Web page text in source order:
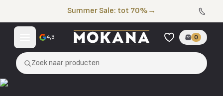
Summer Sale: tot 70% →
4,3 0
Zoek naar producten